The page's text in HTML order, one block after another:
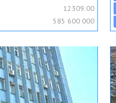
12309.00
585 600 000